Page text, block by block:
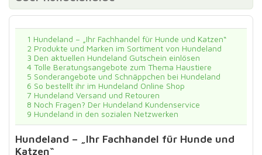
1 Hundeland – „Ihr Fachhandel für Hunde und Katzen“
2 Produkte und Marken im Sortiment von Hundeland
3 Den aktuellen Hundeland Gutschein einlösen
4 Tolle Beratungsangebote zum Thema Haustiere
5 Sonderangebote und Schnäppchen bei Hundeland
6 So bestellt ihr im Hundeland Online Shop
7 Hundeland Versand und Retouren
8 Noch Fragen? Der Hundeland Kundenservice
9 Hundeland in den sozialen Netzwerken
Hundeland – „Ihr Fachhandel für Hunde und
Katzen“